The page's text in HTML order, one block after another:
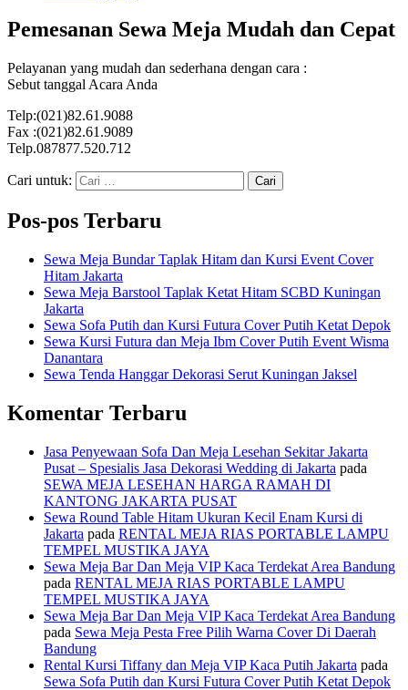
Pemesanan Sewa Meja Mudah dan Cepat
Pelayanan yang mudah dan sederhana dengan cara :
Sebut tanggal Acara Anda
Telp:(021)82.61.9088
Fax :(021)82.61.9089
Telp.087877.520.712
Cari untuk:
Pos-pos Terbaru
Sewa Meja Bundar Taplak Hitam dan Kursi Event Cover
Hitam Jakarta
Sewa Meja Barstool Taplak Ketat Hitam SCBD Kuningan
Jakarta
Sewa Sofa Putih dan Kursi Futura Cover Putih Ketat Depok
Sewa Kursi Futura dan Meja Ibm Cover Putih Event Wisma
Danantara
Sewa Tenda Hanggar Dekorasi Serut Kuningan Jaksel
Komentar Terbaru
Jasa Penyewaan Sofa Dan Meja Lesehan Sekitar Jakarta
Pusat – Spesialis Jasa Dekorasi Wedding di Jakarta pada
SEWA MEJA LESEHAN HARGA RAMAH DI
KANTONG JAKARTA PUSAT
Sewa Round Table Hitam Ukuran Kecil Enam Kursi di
Jakarta pada RENTAL MEJA RIAS PORTABLE LAMPU
TEMPEL MUSTIKA JAYA
Sewa Meja Bar Dan Meja VIP Kaca Terdekat Area Bandung
pada RENTAL MEJA RIAS PORTABLE LAMPU
TEMPEL MUSTIKA JAYA
Sewa Meja Bar Dan Meja VIP Kaca Terdekat Area Bandung
pada Sewa Meja Pesta Free Pilih Warna Cover Di Daerah
Bandung
Rental Kursi Tiffany dan Meja VIP Kaca Putih Jakarta pada
Sewa Sofa Putih dan Kursi Futura Cover Putih Ketat Depok